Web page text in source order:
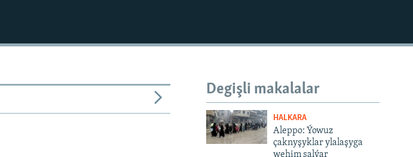
Degişli makalalar
HALKARA
Aleppo: Ýowuz
çaknyşyklar ylalaşyga
wehim salýar